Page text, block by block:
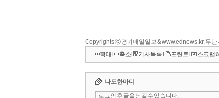
Copyrights ⓒ 경기매일일보 & www.ednews.kr, 무단
확대
축소 기사목록 프린트 스크랩